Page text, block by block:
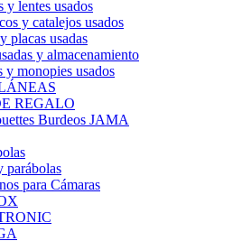
y lentes usados
y catalejos usados
placas usadas
y almacenamiento
y monopies usados
REGALO
Burdeos JAMA
parábolas
para Cámaras